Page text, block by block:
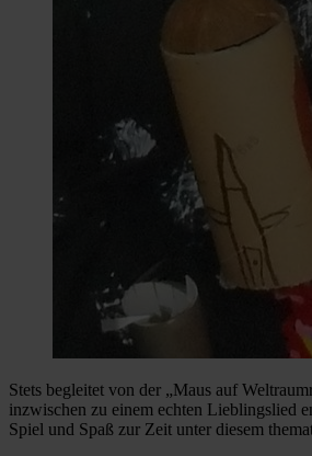
Stets begleitet von der „Maus auf
inzwischen zu einem echten Lieblingslied
Spiel und Spaß zur Zeit unter diesem